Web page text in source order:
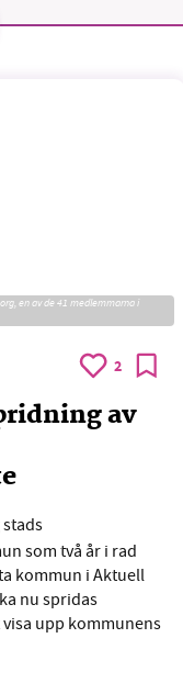
en av de 41 medlemmarna i
2
av
som två år i rad
kommun i Aktuell
nu spridas
upp kommunens
Sedan starten 2010
vill vi utveckla vårt